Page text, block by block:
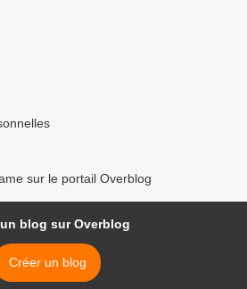
sur le portail Overblog
blog sur Overblog
Créer un blog